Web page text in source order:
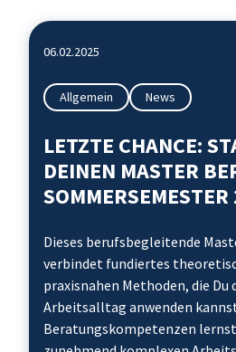
06.02.2025
Allgemein News
LETZTE CHANCE:
DEINEN MASTER
Dieses berufsbegleitende
verbindet fundiertes
praxisnahen Methoden, die Du
Arbeitsalltag anwenden
Beratungskompetenzen lernst